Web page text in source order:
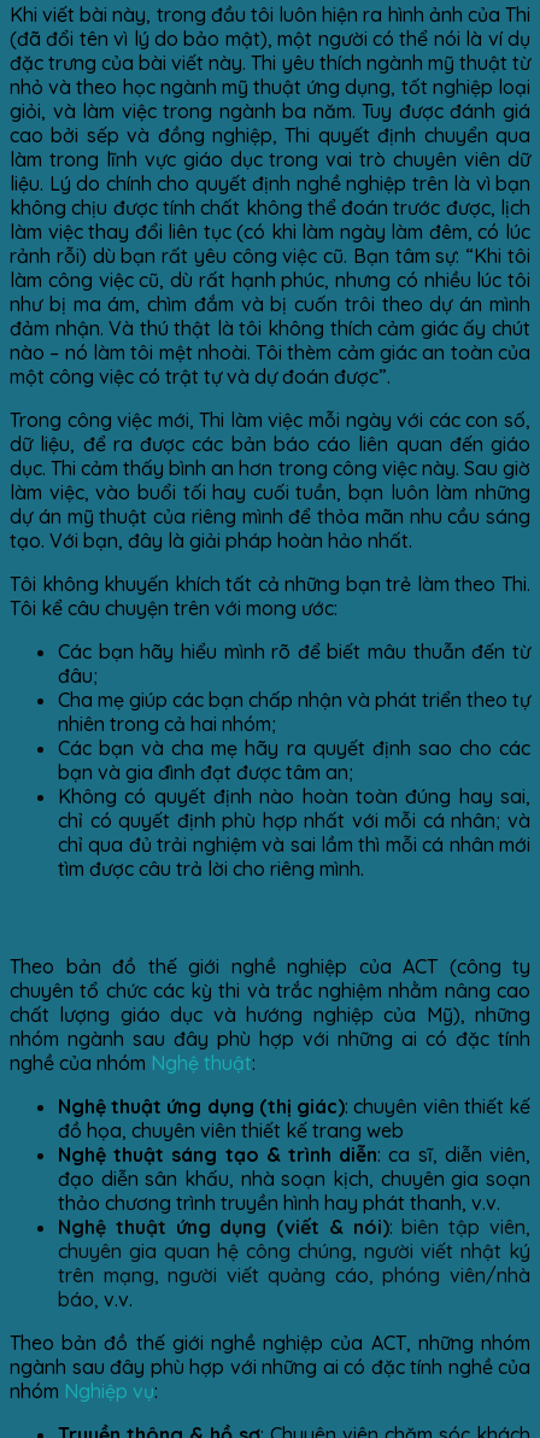
Khi viết bài này, trong đầu tôi luôn hiện ra hình ảnh của Thi
(đã đổi tên vì lý do bảo mật), một người có thể nói là ví dụ
đặc trưng của bài viết này. Thi yêu thích ngành mỹ thuật từ
nhỏ và theo học ngành mỹ thuật ứng dụng, tốt nghiệp loại
giỏi, và làm việc trong ngành ba năm. Tuy được đánh giá
cao bởi sếp và đồng nghiệp, Thi quyết định chuyển qua
làm trong lĩnh vực giáo dục trong vai trò chuyên viên dữ
liệu. Lý do chính cho quyết định nghề nghiệp trên là vì bạn
không chịu được tính chất không thể đoán trước được, lịch
làm việc thay đổi liên tục (có khi làm ngày làm đêm, có lúc
rảnh rỗi) dù bạn rất yêu công việc cũ. Bạn tâm sự: “Khi tôi
làm công việc cũ, dù rất hạnh phúc, nhưng có nhiều lúc tôi
như bị ma ám, chìm đắm và bị cuốn trôi theo dự án mình
đảm nhận. Và thú thật là tôi không thích cảm giác ấy chút
nào – nó làm tôi mệt nhoài. Tôi thèm cảm giác an toàn của
một công việc có trật tự và dự đoán được”.
Trong công việc mới, Thi làm việc mỗi ngày với các con số,
dữ liệu, để ra được các bản báo cáo liên quan đến giáo
dục. Thi cảm thấy bình an hơn trong công việc này. Sau giờ
làm việc, vào buổi tối hay cuối tuần, bạn luôn làm những
dự án mỹ thuật của riêng mình để thỏa mãn nhu cầu sáng
tạo. Với bạn, đây là giải pháp hoàn hảo nhất.
Tôi không khuyến khích tất cả những bạn trẻ làm theo Thi.
Tôi kể câu chuyện trên với mong ước:
Các bạn hãy hiểu mình rõ để biết mâu thuẫn đến từ
đâu;
Cha mẹ giúp các bạn chấp nhận và phát triển theo tự
nhiên trong cả hai nhóm;
Các bạn và cha mẹ hãy ra quyết định sao cho các
bạn và gia đình đạt được tâm an;
Không có quyết định nào hoàn toàn đúng hay sai,
chỉ có quyết định phù hợp nhất với mỗi cá nhân; và
chỉ qua đủ trải nghiệm và sai lầm thì mỗi cá nhân mới
tìm được câu trả lời cho riêng mình.
Theo bản đồ thế giới nghề nghiệp của ACT (công ty
chuyên tổ chức các kỳ thi và trắc nghiệm nhằm nâng cao
chất lượng giáo dục và hướng nghiệp của Mỹ), những
nhóm ngành sau đây phù hợp với những ai có đặc tính
nghề của nhóm Nghệ thuật:
Nghệ thuật ứng dụng (thị giác): chuyên viên thiết kế
đồ họa, chuyên viên thiết kế trang web
Nghệ thuật sáng tạo & trình diễn: ca sĩ, diễn viên,
đạo diễn sân khấu, nhà soạn kịch, chuyên gia soạn
thảo chương trình truyền hình hay phát thanh, v.v.
Nghệ thuật ứng dụng (viết & nói): biên tập viên,
chuyên gia quan hệ công chúng, người viết nhật ký
trên mạng, người viết quảng cáo, phóng viên/nhà
báo, v.v.
Theo bản đồ thế giới nghề nghiệp của ACT, những nhóm
ngành sau đây phù hợp với những ai có đặc tính nghề của
nhóm Nghiệp vụ: